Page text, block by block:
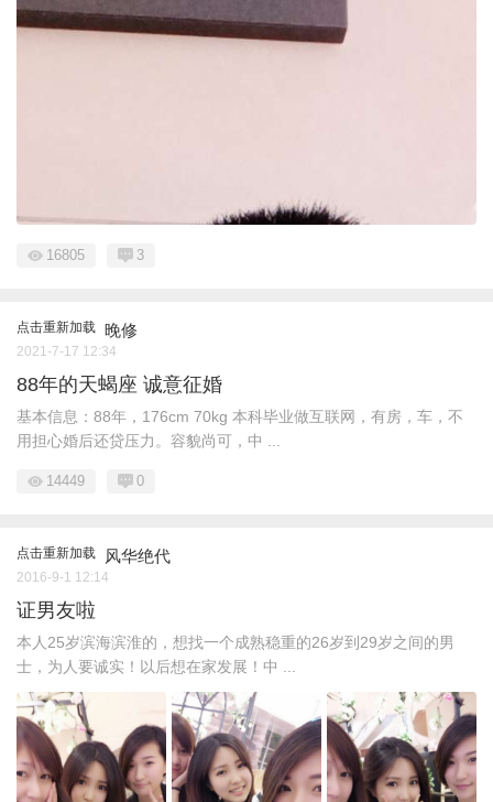
16805 3
点击重新加载 晚修
2021-7-17 12:34
88年的天蝎座 诚意征婚
基本信息：88年，176cm 70kg 本科毕业做互联网，有房，车，不
用担心婚后还贷压力。容貌尚可，中 ...
14449 0
点击重新加载 风华绝代
2016-9-1 12:14
证男友啦
本人25岁滨海滨淮的，想找一个成熟稳重的26岁到29岁之间的男
士，为人要诚实！以后想在家发展！中 ...